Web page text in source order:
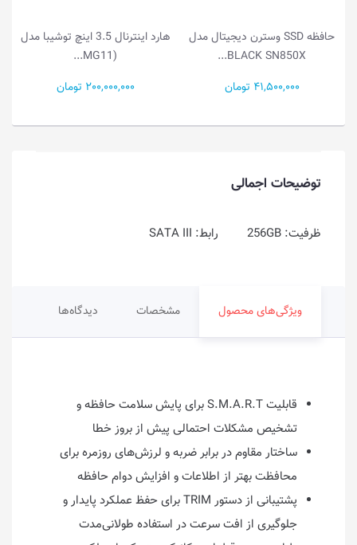
حافظه SSD وسترن دیجیتال مدل
BLACK SN850X...
41,500,000 تومان
هارد اینترنال 3.5 اینچ توشیبا مدل
(MG11...
200,000,000 تومان
توضیحات اجمالی
ظرفیت: 256GB رابط: SATA III
ویژگی‌های محصول مشخصات دیدگاه‌ها
قابلیت S.M.A.R.T برای پایش سلامت حافظه و
تشخیص مشکلات احتمالی پیش از بروز خطا
ساختار مقاوم در برابر ضربه و لرزش‌های روزمره برای
محافظت بهتر از اطلاعات و افزایش دوام حافظه
پشتیبانی از دستور TRIM برای حفظ عملکرد پایدار و
جلوگیری از افت سرعت در استفاده طولانی‌مدت